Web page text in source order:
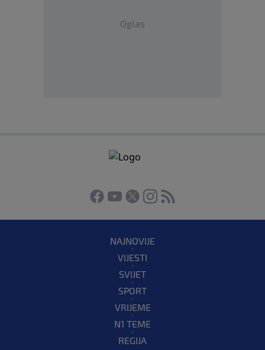
Oglas
NAJNOVIJE
VIJESTI
SVIJET
SPORT
VRIJEME
N1 TEME
REGIJA